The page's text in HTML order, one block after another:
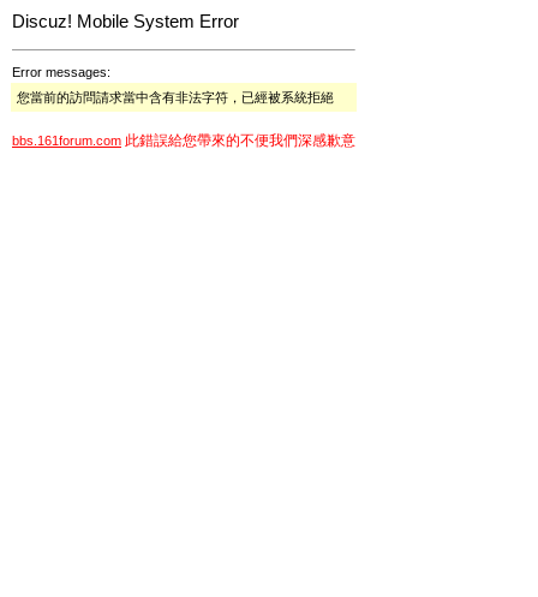
Discuz! Mobile System Error
Error messages:
您當前的訪問請求當中含有非法字符，已經被系統拒絕
bbs.161forum.com 此錯誤給您帶來的不便我們深感歉意